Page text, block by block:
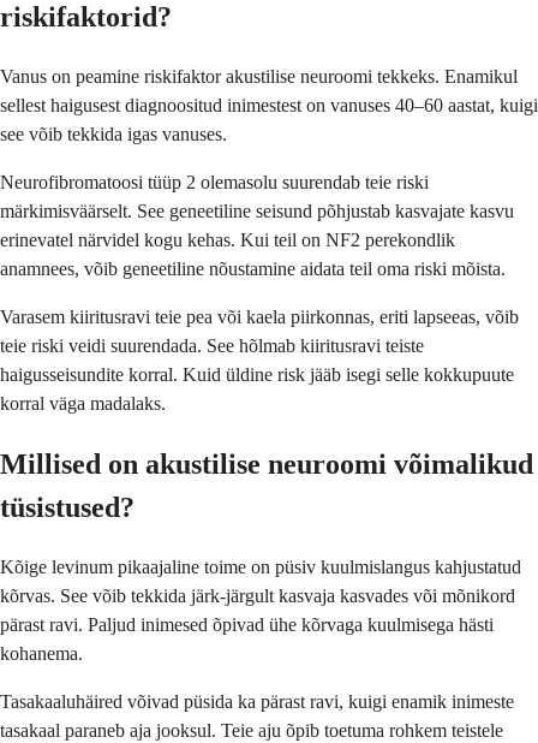
riskifaktorid?
Vanus on peamine riskifaktor akustilise neuroomi tekkeks. Enamikul
sellest haigusest diagnoositud inimestest on vanuses 40–60 aastat, kuigi
see võib tekkida igas vanuses.
Neurofibromatoosi tüüp 2 olemasolu suurendab teie riski
märkimisväärselt. See geneetiline seisund põhjustab kasvajate kasvu
erinevatel närvidel kogu kehas. Kui teil on NF2 perekondlik
anamnees, võib geneetiline nõustamine aidata teil oma riski mõista.
Varasem kiiritusravi teie pea või kaela piirkonnas, eriti lapseeas, võib
teie riski veidi suurendada. See hõlmab kiiritusravi teiste
haigusseisundite korral. Kuid üldine risk jääb isegi selle kokkupuute
korral väga madalaks.
Millised on akustilise neuroomi võimalikud
tüsistused?
Kõige levinum pikaajaline toime on püsiv kuulmislangus kahjustatud
kõrvas. See võib tekkida järk-järgult kasvaja kasvades või mõnikord
pärast ravi. Paljud inimesed õpivad ühe kõrvaga kuulmisega hästi
kohanema.
Tasakaaluhäired võivad püsida ka pärast ravi, kuigi enamik inimeste
tasakaal paraneb aja jooksul. Teie aju õpib toetuma rohkem teistele